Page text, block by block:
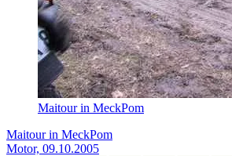
Maitour in MeckPom
Maitour in MeckPom
Motor, 09.10.2005